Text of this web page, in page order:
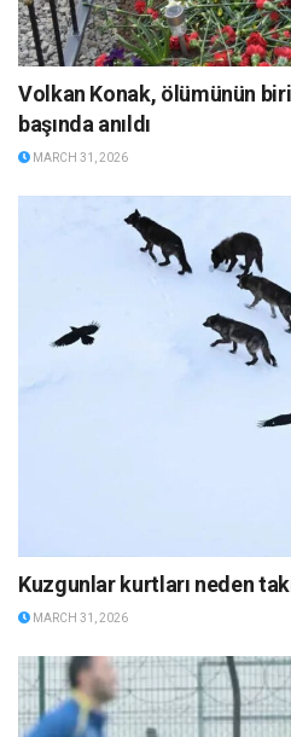
Volkan Konak, ölümünün
başında anıldı
MARCH 31, 2026
Kuzgunlar kurtları neden
MARCH 31, 2026